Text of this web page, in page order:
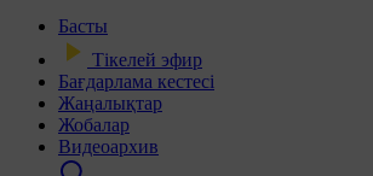
Басты
Тікелей эфир
Бағдарлама кестесі
Жаңалықтар
Жобалар
Видеоархив